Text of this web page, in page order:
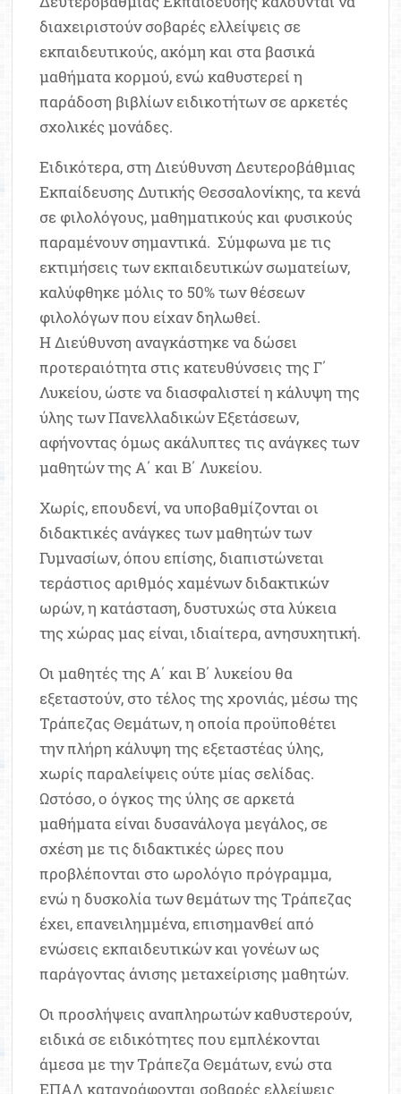
διαχειριστούν σοβαρές ελλείψεις σε
εκπαιδευτικούς, ακόμη και στα βασικά
μαθήματα κορμού, ενώ καθυστερεί η
παράδοση βιβλίων ειδικοτήτων σε αρκετές
σχολικές μονάδες.
Ειδικότερα, στη Διεύθυνση Δευτεροβάθμιας
Εκπαίδευσης Δυτικής Θεσσαλονίκης, τα κενά
σε φιλολόγους, μαθηματικούς και φυσικούς
παραμένουν σημαντικά. Σύμφωνα με τις
εκτιμήσεις των εκπαιδευτικών σωματείων,
καλύφθηκε μόλις το 50% των θέσεων
φιλολόγων που είχαν δηλωθεί.
Η Διεύθυνση αναγκάστηκε να δώσει
προτεραιότητα στις κατευθύνσεις της Γ΄
Λυκείου, ώστε να διασφαλιστεί η κάλυψη της
ύλης των Πανελλαδικών Εξετάσεων,
αφήνοντας όμως ακάλυπτες τις ανάγκες των
μαθητών της Α΄ και Β΄ Λυκείου.
Χωρίς, επουδενί, να υποβαθμίζονται οι
διδακτικές ανάγκες των μαθητών των
Γυμνασίων, όπου επίσης, διαπιστώνεται
τεράστιος αριθμός χαμένων διδακτικών
ωρών, η κατάσταση, δυστυχώς στα λύκεια
της χώρας μας είναι, ιδιαίτερα, ανησυχητική.
Οι μαθητές της Α΄ και Β΄ λυκείου θα
εξεταστούν, στο τέλος της χρονιάς, μέσω της
Τράπεζας Θεμάτων, η οποία προϋποθέτει
την πλήρη κάλυψη της εξεταστέας ύλης,
χωρίς παραλείψεις ούτε μίας σελίδας.
Ωστόσο, ο όγκος της ύλης σε αρκετά
μαθήματα είναι δυσανάλογα μεγάλος, σε
σχέση με τις διδακτικές ώρες που
προβλέπονται στο ωρολόγιο πρόγραμμα,
ενώ η δυσκολία των θεμάτων της Τράπεζας
έχει, επανειλημμένα, επισημανθεί από
ενώσεις εκπαιδευτικών και γονέων ως
παράγοντας άνισης μεταχείρισης μαθητών.
Οι προσλήψεις αναπληρωτών καθυστερούν,
ειδικά σε ειδικότητες που εμπλέκονται
άμεσα με την Τράπεζα Θεμάτων, ενώ στα
ΕΠΑΛ καταγράφονται σοβαρές ελλείψεις